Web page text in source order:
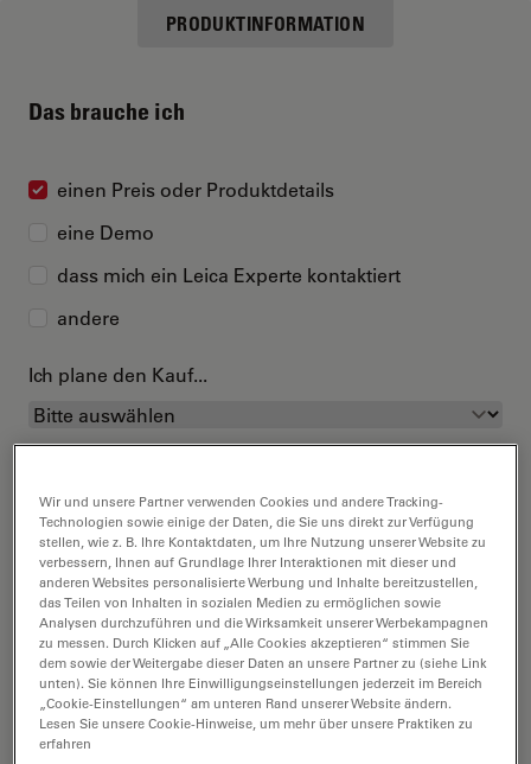
PRODUKTINFORMATION
Das brauche ich
einen Preis oder Produktdetails
eine Demo
dass mich ein Leica Experte kontaktiert
andere
Ich plane den Kauf...
Das bin ich
Akademischer Grad
Vorname
Wir und unsere Partner verwenden Cookies und andere Tracking-
Technologien sowie einige der Daten, die Sie uns direkt zur Verfügung
stellen, wie z. B. Ihre Kontaktdaten, um Ihre Nutzung unserer Website zu
verbessern, Ihnen auf Grundlage Ihrer Interaktionen mit dieser und
anderen Websites personalisierte Werbung und Inhalte bereitzustellen,
das Teilen von Inhalten in sozialen Medien zu ermöglichen sowie
Analysen durchzuführen und die Wirksamkeit unserer Werbekampagnen
zu messen. Durch Klicken auf „Alle Cookies akzeptieren“ stimmen Sie
dem sowie der Weitergabe dieser Daten an unsere Partner zu (siehe Link
unten). Sie können Ihre Einwilligungseinstellungen jederzeit im Bereich
„Cookie-Einstellungen“ am unteren Rand unserer Website ändern.
Lesen Sie unsere Cookie-Hinweise, um mehr über unsere Praktiken zu
erfahren